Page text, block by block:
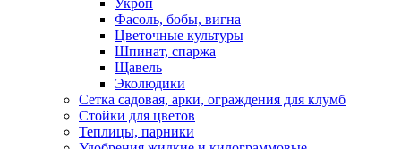
Укроп
Фасоль, бобы, вигна
Цветочные культуры
Шпинат, спаржа
Щавель
Эколюдики
Сетка садовая, арки, ограждения для клумб
Стойки для цветов
Теплицы, парники